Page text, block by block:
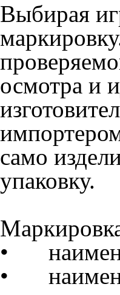
Выбирая
осмотра и
само
упаковку.
•
•